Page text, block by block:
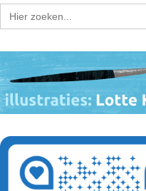
Zoek
naar: